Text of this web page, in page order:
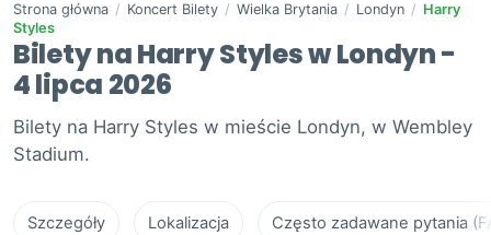
Strona główna / Koncert Bilety / Wielka Brytania / Londyn / Harry
Styles
Bilety na Harry Styles w Londyn -
4 lipca 2026
Bilety na Harry Styles w mieście Londyn, w Wembley
Stadium.
Szczegóły Lokalizacja Często zadawane pytania